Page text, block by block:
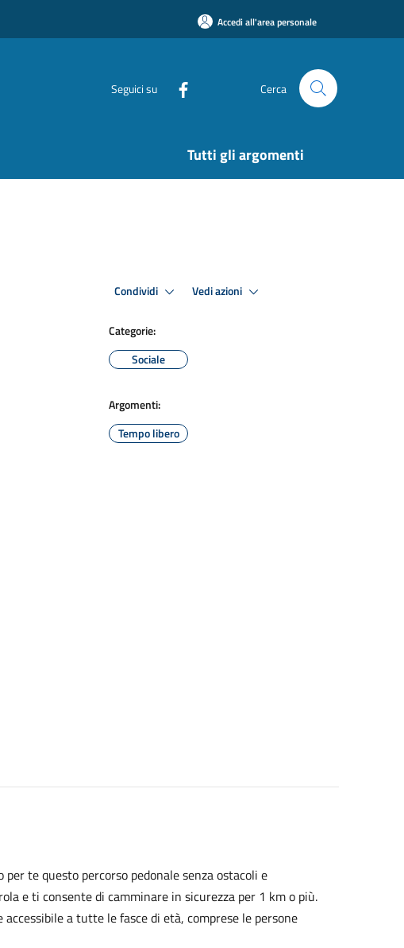
Accedi all'area personale
Seguici su Cerca
Tutti gli argomenti
Condividi Vedi azioni
Categorie:
Sociale
Argomenti:
Tempo libero
te questo percorso pedonale senza ostacoli e
e ti consente di camminare in sicurezza per 1 km o più.
a tutte le fasce di età, comprese le persone